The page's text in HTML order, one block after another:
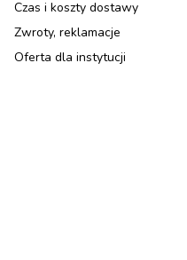
Czas i koszty dostawy
Zwroty, reklamacje
Oferta dla instytucji